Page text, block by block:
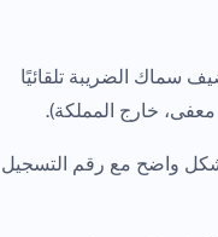
سماك الضريبة تلقائيًا
خارج المملكة).
واضح مع رقم التسجيل